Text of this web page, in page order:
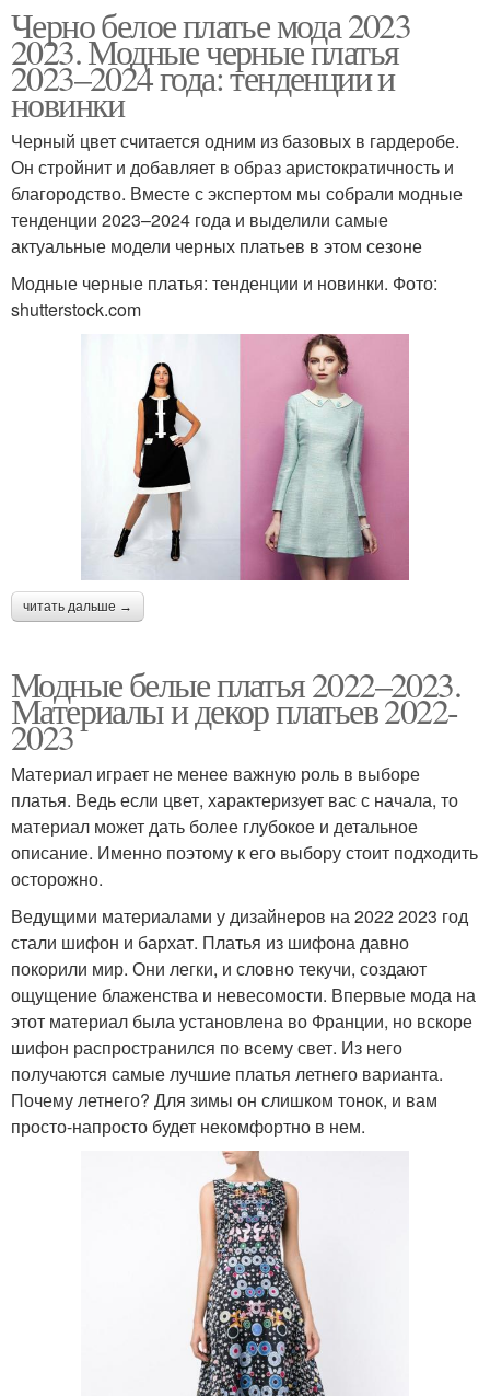
Обычное платье Платье без рукавов
Платье с кроссовками Платья на зиму
Длинное платье
Длинные платья Платье с сапогами
Короткое платье Теплое платье
Кожаное платье Бархатное платье
Черно белое платье мода 2023
2023. Модные черные платья
2023–2024 года: тенденции и
новинки
Черный цвет считается одним из базовых в гардеробе.
Он стройнит и добавляет в образ аристократичность и
благородство. Вместе с экспертом мы собрали модные
тенденции 2023–2024 года и выделили самые
актуальные модели черных платьев в этом сезоне
Модные черные платья: тенденции и новинки. Фото:
shutterstock.com
читать дальше →
Модные белые платья 2022–2023.
Материалы и декор платьев 2022-
2023
Материал играет не менее важную роль в выборе
платья. Ведь если цвет, характеризует вас с начала, то
материал может дать более глубокое и детальное
описание. Именно поэтому к его выбору стоит подходить
осторожно.
Ведущими материалами у дизайнеров на 2022 2023 год
стали шифон и бархат. Платья из шифона давно
покорили мир. Они легки, и словно текучи, создают
ощущение блаженства и невесомости. Впервые мода на
этот материал была установлена во Франции, но вскоре
шифон распространился по всему свет. Из него
получаются самые лучшие платья летнего варианта.
Почему летнего? Для зимы он слишком тонок, и вам
просто-напросто будет некомфортно в нем.